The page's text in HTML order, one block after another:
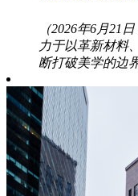
（2026年6月21
力于以革新材料
断打破美学的边